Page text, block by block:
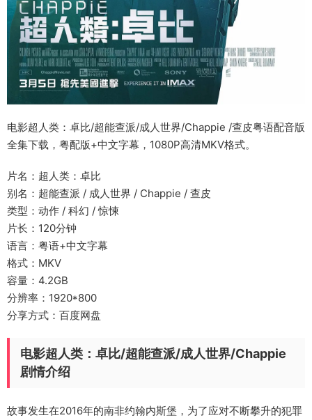
电影超人类：卓比/超能查派/成人世界/Chappie /查皮粤语配音版
全集下载，粤配版+中文字幕，1080P高清MKV格式。
片名：超人类：卓比
别名：超能查派 / 成人世界 / Chappie / 查皮
类型：动作 / 科幻 / 惊悚
片长：120分钟
语言：粤语+中文字幕
格式：MKV
容量：4.2GB
分辨率：1920*800
分享方式：百度网盘
电影超人类：卓比/超能查派/成人世界/Chappie
剧情介绍
故事发生在2016年的南非约翰内斯堡，为了应对不断攀升的犯罪